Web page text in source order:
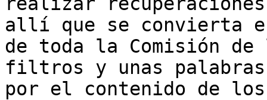
allí que se convierta
de toda la Comisión
filtros y unas palabras
por el contenido de